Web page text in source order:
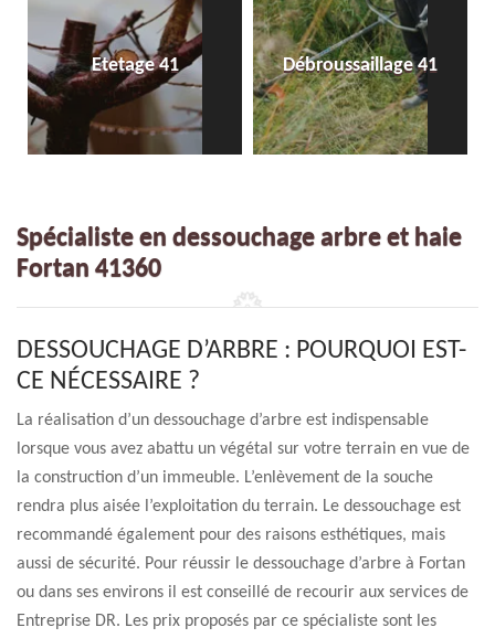
Etetage 41 Débroussaillage 41
Spécialiste en dessouchage arbre et haie
Fortan 41360
DESSOUCHAGE D’ARBRE : POURQUOI EST-
CE NÉCESSAIRE ?
La réalisation d’un dessouchage d’arbre est indispensable
lorsque vous avez abattu un végétal sur votre terrain en vue de
la construction d’un immeuble. L’enlèvement de la souche
rendra plus aisée l’exploitation du terrain. Le dessouchage est
recommandé également pour des raisons esthétiques, mais
aussi de sécurité. Pour réussir le dessouchage d’arbre à Fortan
ou dans ses environs il est conseillé de recourir aux services de
Entreprise DR. Les prix proposés par ce spécialiste sont les